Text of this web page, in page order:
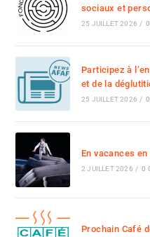
sociaux et
25 JUILLET 2026 /
Participez à
et de la
25 JUILLET 2026 /
En vacances
2 JUILLET 2026 / 0
Prochain Café